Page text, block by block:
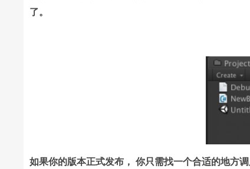
了。
如果你的版本正式发布， 你只需找一个合适的地方调